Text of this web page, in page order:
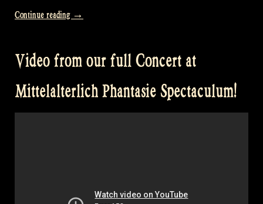
Continue reading „Video:
we
@
Bevrijdingsfestival
→
Video from our full Concert at
Mittelalterlich Phantasie Spectaculum!